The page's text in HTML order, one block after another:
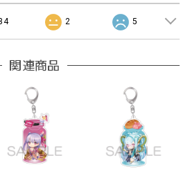
2 5
関連商品